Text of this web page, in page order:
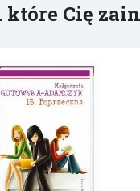
Cię